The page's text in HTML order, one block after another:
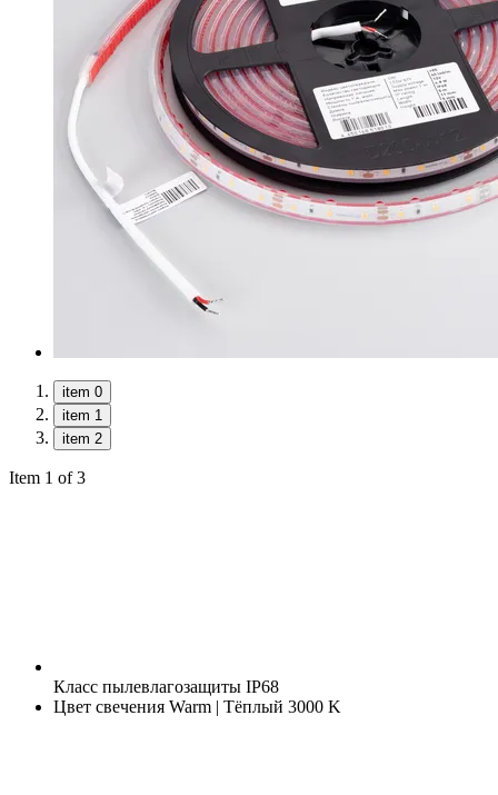
item 0
item 1
item 2
Item 1 of 3
Класс пылевлагозащиты IP68
Цвет свечения Warm | Тёплый 3000 K